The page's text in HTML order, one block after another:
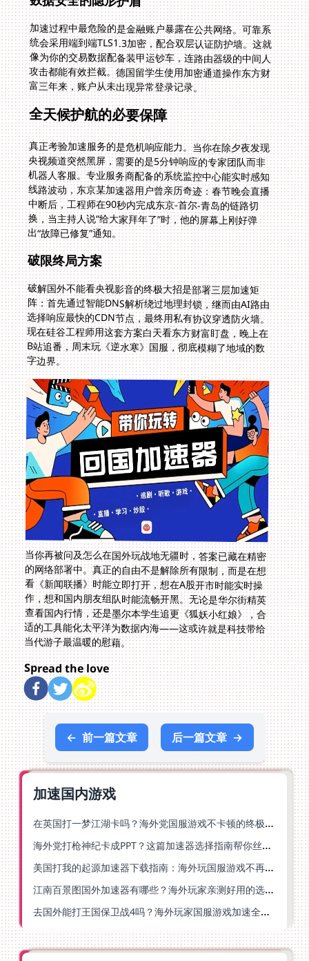
加速过程中最危险的是金融账户暴露在公共网络。可靠系
统会采用端到端TLS1.3加密，配合双层认证防护墙。这就
像为你的交易数据配备装甲运钞车，连路由器级的中间人
攻击都能有效拦截。德国留学生使用加密通道操作东方财
富三年来，账户从未出现异常登录记录。
全天候护航的必要保障
真正考验加速服务的是危机响应能力。当你在除夕夜发现
央视频道突然黑屏，需要的是5分钟响应的专家团队而非
机器人客服。专业服务商配备的系统监控中心能实时感知
线路波动，东京某加速器用户曾亲历奇迹：春节晚会直播
中断后，工程师在90秒内完成东京-首尔-青岛的链路切
换，当主持人说“给大家拜年了”时，他的屏幕上刚好弹
出“故障已修复”通知。
破限终局方案
破解国外不能看央视影音的终极大招是部署三层加速矩
阵：首先通过智能DNS解析绕过地理封锁，继而由AI路由
选择响应最快的CDN节点，最终用私有协议穿透防火墙。
现在硅谷工程师用这套方案白天看东方财富盯盘，晚上在
B站追番，周末玩《逆水寒》国服，彻底模糊了地域的数
字边界。
当你再被问及怎么在国外玩战地无疆时，答案已藏在精密
的网络部署中。真正的自由不是解除所有限制，而是在想
看《新闻联播》时能立即打开，想在A股开市时能实时操
作，想和国内朋友组队时能流畅开黑。无论是华尔街精英
查看国内行情，还是墨尔本学生追更《狐妖小红娘》，合
适的工具能化太平洋为数据内海——这或许就是科技带给
当代游子最温暖的慰藉。
Spread the love
← 前一篇文章 后一篇文章 →
加速国内游戏
在英国打一梦江湖卡吗？海外党国服游戏不卡顿的终极解法
海外党打枪神纪卡成PPT？这篇加速器选择指南帮你丝滑上分
美国打我的起源加速器下载指南：海外玩国服游戏不再卡的终极方案
江南百景图国外加速器有哪些？海外玩家亲测好用的选择与避坑指南
去国外能打王国保卫战4吗？海外玩家国服游戏加速全攻略（附公主连结幻想江湖实测）